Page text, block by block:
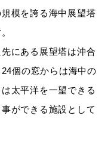
模を誇る海中展望塔
にある展望塔は沖合
個の窓からは海中の
太平洋を一望できる
ができる施設として